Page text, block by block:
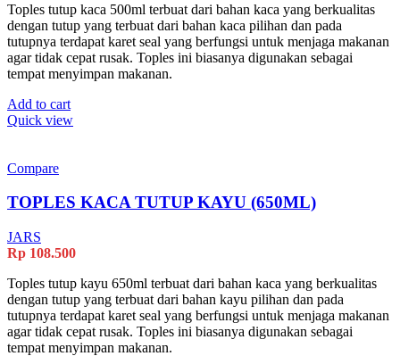
Toples tutup kaca 500ml terbuat dari bahan kaca yang berkualitas
dengan tutup yang terbuat dari bahan kaca pilihan dan pada
tutupnya terdapat karet seal yang berfungsi untuk menjaga makanan
agar tidak cepat rusak. Toples ini biasanya digunakan sebagai
tempat menyimpan makanan.
Add to cart
Quick view
Compare
TOPLES KACA TUTUP KAYU (650ML)
JARS
Rp 108.500
Toples tutup kayu 650ml terbuat dari bahan kaca yang berkualitas
dengan tutup yang terbuat dari bahan kayu pilihan dan pada
tutupnya terdapat karet seal yang berfungsi untuk menjaga makanan
agar tidak cepat rusak. Toples ini biasanya digunakan sebagai
tempat menyimpan makanan.